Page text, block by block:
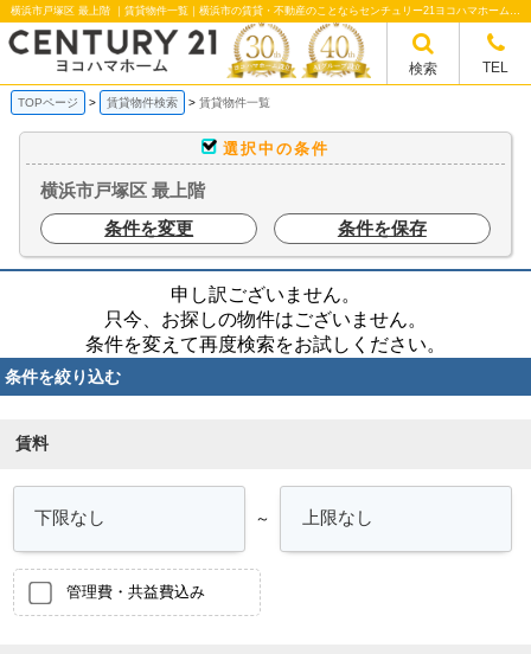
横浜市戸塚区 最上階 ｜賃貸物件一覧｜横浜市の賃貸・不動産のことならセンチュリー21ヨコハマホームへ！横浜市の賃貸仲介や不動産売却・買取、不動産管理など不動産のことならなんでもご相談ください。
検索 TEL
TOPページ 賃貸物件検索 賃貸物件一覧
選択中の条件
横浜市戸塚区 最上階
条件を変更
条件を保存
申し訳ございません。
只今、お探しの物件はございません。
条件を変えて再度検索をお試しください。
条件を絞り込む
賃料
～
管理費・共益費込み